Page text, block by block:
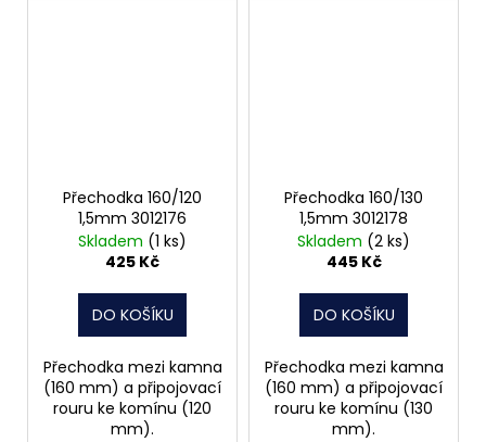
Přechodka 160/120
1,5mm 3012176
Skladem (1 ks)
425 Kč
DO KOŠÍKU
Přechodka mezi kamna
(160 mm) a připojovací
rouru ke komínu (120
mm).
Přechodka 160/130
1,5mm 3012178
Skladem (2 ks)
445 Kč
DO KOŠÍKU
Přechodka mezi kamna
(160 mm) a připojovací
rouru ke komínu (130
mm).